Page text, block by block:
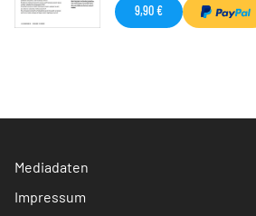
9,90 €
Mediadaten
Impressum